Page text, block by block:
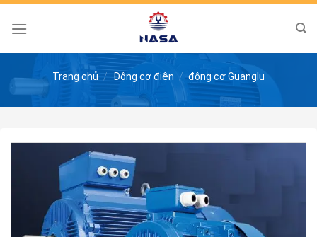
Skip
Trang chủ / Động cơ điện / động cơ Guanglu